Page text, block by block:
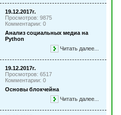
19.12.2017г.
Просмотров: 9875
Комментарии: 0
Анализ социальных медиа на
Python
Читать далее...
19.12.2017г.
Просмотров: 6517
Комментарии: 0
Основы блокчейна
Читать далее...